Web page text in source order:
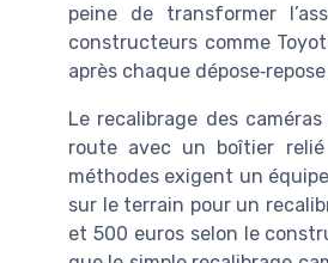
peine de transformer
constructeurs comme
après chaque
Le recalibrage des
route avec un boîtier
méthodes exigent un
sur le terrain pour un
et 500 euros selon le